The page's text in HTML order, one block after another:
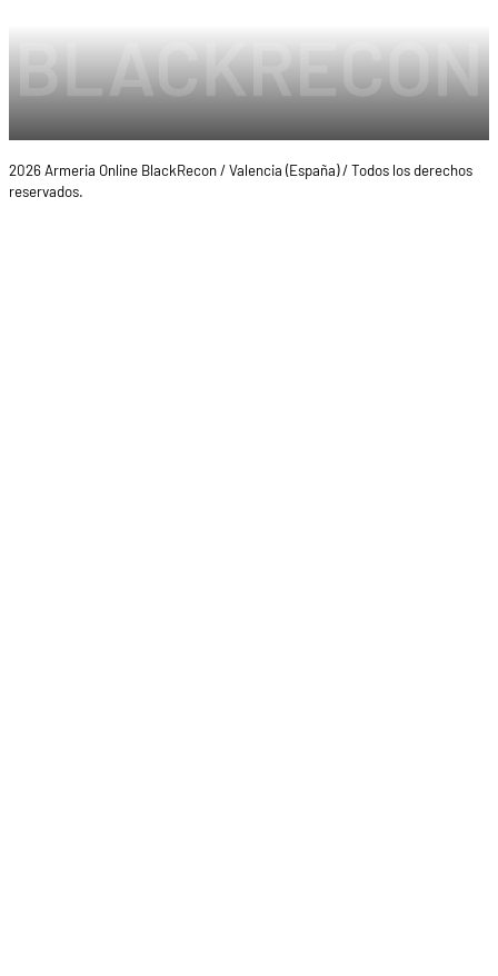
2026 Armeria Online BlackRecon / Valencia (España) / Todos los derechos
reservados.